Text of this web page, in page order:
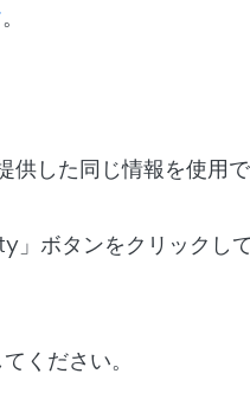
。
した同じ情報を使用で
ボタンをクリックし
ください。